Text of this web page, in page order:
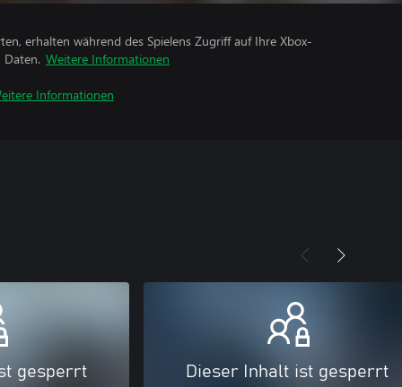
erhalten während des Spielens Zugriff auf Ihre Xbox-
Weitere Informationen
Informationen
gesperrt Dieser Inhalt ist gesperrt